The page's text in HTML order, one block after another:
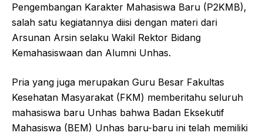
Pengembangan Karakter Mahasiswa Baru (P2KMB),
salah satu kegiatannya diisi dengan materi dari
Arsunan Arsin selaku Wakil Rektor Bidang
Kemahasiswaan dan Alumni Unhas.
Pria yang juga merupakan Guru Besar Fakultas
Kesehatan Masyarakat (FKM) memberitahu seluruh
mahasiswa baru Unhas bahwa Badan Eksekutif
Mahasiswa (BEM) Unhas baru-baru ini telah memiliki